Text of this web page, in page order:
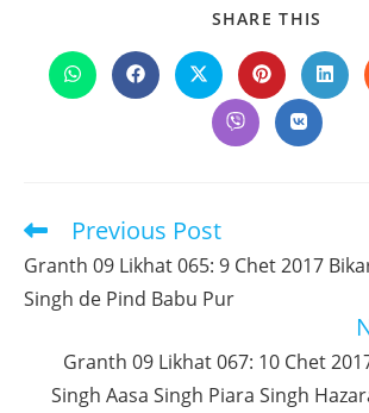
SHARE THIS
Opens
in
Opens
in
Opens
in
new
window
Opens
in
new
window
Opens
in
Opens
in
Opens
in
Read
articles
Previous Post
Granth 09 Likhat 065: 9 Chet 2017
Singh de Pind Babu Pur
Granth 09 Likhat 067: 10 Chet
Singh Aasa Singh Piara Singh